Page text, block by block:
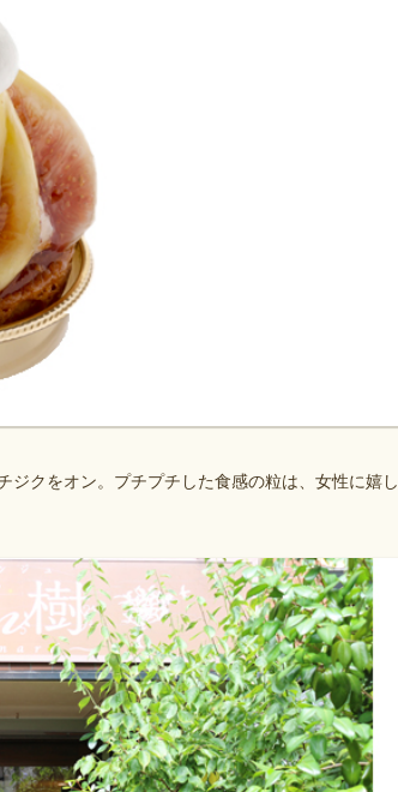
ジクをオン。プチプチした食感の粒は、女性に嬉し